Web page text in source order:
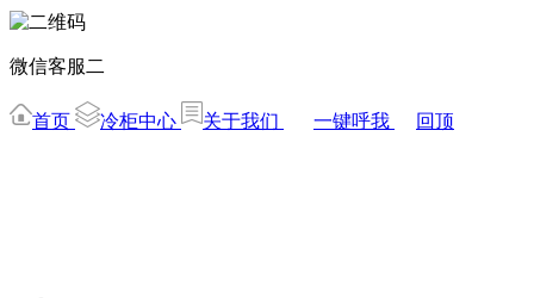
微信客服二
首页 冷柜中心 关于我们 一键呼我 回顶